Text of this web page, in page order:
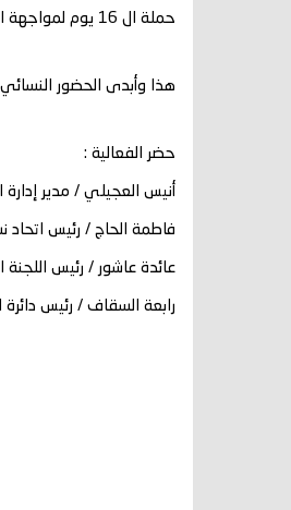
حملة ال 16 يوم لمواجهة العنف النوعي الموجه ضد النساء مما قد يعيق تقدمهن .
هذا وأبدى الحضور
حضر الفعالية :
أنيس العجيلي / مدير إدارة
فاطمة الحاج / رئيس اتحاد
عائدة عاشور / رئيس اللجنة
رابعة السقاف / رئيس دائرة